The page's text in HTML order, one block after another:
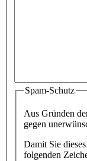
Spam-Schutz
Aus Gründen
gegen
Damit Sie
folgenden